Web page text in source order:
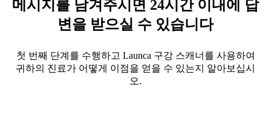
메시지를 남겨주시면 24시간 이내에 답
변을 받으실 수 있습니다
첫 번째 단계를 수행하고 Launca 구강 스캐너를 사용하여
귀하의 진료가 어떻게 이점을 얻을 수 있는지 알아보십시
오.